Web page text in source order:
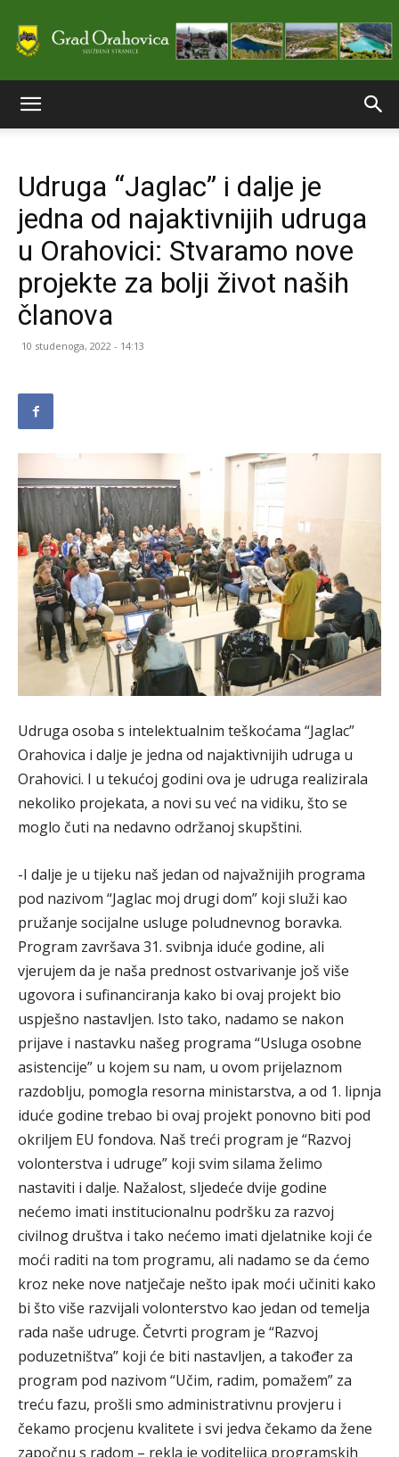
stranice
Grada
Udruga “Jaglac” i dalje je
jedna od najaktivnijih udruga
u Orahovici: Stvaramo nove
projekte za bolji život naših
članova
10 studenoga, 2022 - 14:13
Udruga osoba s intelektualnim teškoćama “Jaglac”
Orahovica i dalje je jedna od najaktivnijih udruga u
Orahovici. I u tekućoj godini ova je udruga realizirala
nekoliko projekata, a novi su već na vidiku, što se
moglo čuti na nedavno održanoj skupštini.
-I dalje je u tijeku naš jedan od najvažnijih programa
pod nazivom “Jaglac moj drugi dom” koji služi kao
pružanje socijalne usluge poludnevnog boravka.
Program završava 31. svibnja iduće godine, ali
vjerujem da je naša prednost ostvarivanje još više
ugovora i sufinanciranja kako bi ovaj projekt bio
uspješno nastavljen. Isto tako, nadamo se nakon
prijave i nastavku našeg programa “Usluga osobne
asistencije” u kojem su nam, u ovom prijelaznom
razdoblju, pomogla resorna ministarstva, a od 1. lipnja
iduće godine trebao bi ovaj projekt ponovno biti pod
okriljem EU fondova. Naš treći program je “Razvoj
volonterstva i udruge” koji svim silama želimo
nastaviti i dalje. Nažalost, sljedeće dvije godine
nećemo imati institucionalnu podršku za razvoj
civilnog društva i tako nećemo imati djelatnike koji će
moći raditi na tom programu, ali nadamo se da ćemo
kroz neke nove natječaje nešto ipak moći učiniti kako
bi što više razvijali volonterstvo kao jedan od temelja
rada naše udruge. Četvrti program je “Razvoj
poduzetništva” koji će biti nastavljen, a također za
program pod nazivom “Učim, radim, pomažem” za
treću fazu, prošli smo administrativnu provjeru i
čekamo procjenu kvalitete i svi jedva čekamo da žene
započnu s radom – rekla je voditeljica programskih